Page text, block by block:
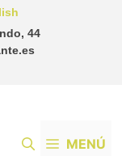
44
MENÚ